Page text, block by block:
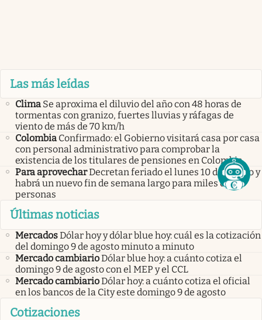
Las más leídas
Clima Se aproxima el diluvio del año con 48 horas de
tormentas con granizo, fuertes lluvias y ráfagas de
viento de más de 70 km/h
Colombia Confirmado: el Gobierno visitará casa por casa
con personal administrativo para comprobar la
existencia de los titulares de pensiones en Colombia
Para aprovecharDecretan feriado el lunes 10 de agosto y
habrá un nuevo fin de semana largo para miles de
personas
Últimas noticias
MercadosDólar hoy y dólar blue hoy: cuál es la cotización
del domingo 9 de agosto minuto a minuto
Mercado cambiarioDólar blue hoy: a cuánto cotiza el
domingo 9 de agosto con el MEP y el CCL
Mercado cambiarioDólar hoy: a cuánto cotiza el oficial
en los bancos de la City este domingo 9 de agosto
Cotizaciones